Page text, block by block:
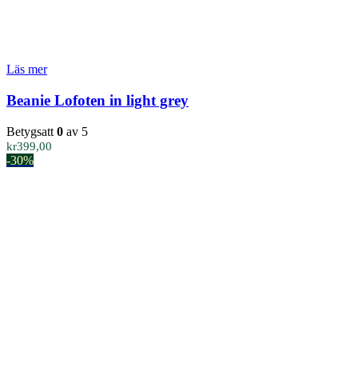
Läs mer
Beanie Lofoten in light grey
Betygsatt 0 av 5
kr399,00
-30%